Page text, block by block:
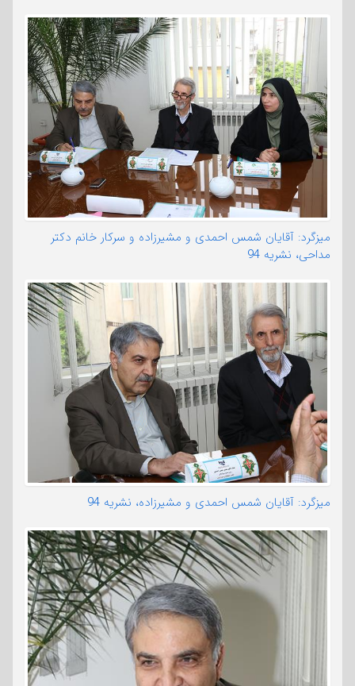
میزگرد: آقایان شمس احمدی و مشیرزاده و سرکار خانم دکتر
مداحی، نشریه 94
میزگرد: آقایان شمس احمدی و مشیرزاده، نشریه 94